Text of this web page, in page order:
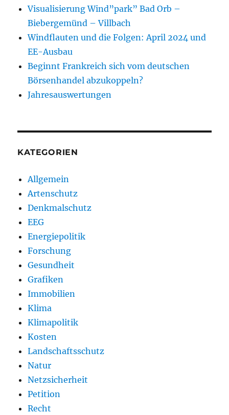
Visualisierung Wind”park” Bad Orb –
Biebergemünd – Villbach
Windflauten und die Folgen: April 2024 und
EE-Ausbau
Beginnt Frankreich sich vom deutschen
Börsenhandel abzukoppeln?
Jahresauswertungen
KATEGORIEN
Allgemein
Artenschutz
Denkmalschutz
EEG
Energiepolitik
Forschung
Gesundheit
Grafiken
Immobilien
Klima
Klimapolitik
Kosten
Landschaftsschutz
Natur
Netzsicherheit
Petition
Recht